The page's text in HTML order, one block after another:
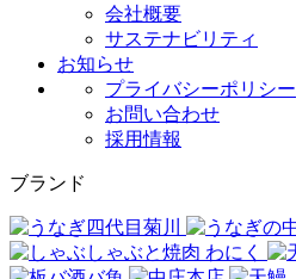
会社概要
サステナビリティ
お知らせ
プライバシーポリシー
お問い合わせ
採用情報
ブランド